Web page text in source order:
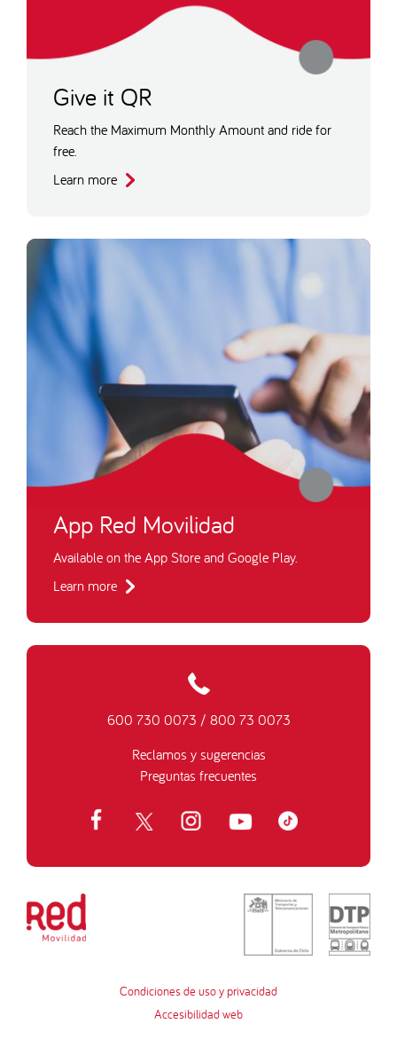
Give it QR
Reach the Maximum Monthly Amount and ride for
free.
Learn more
App Red Movilidad
Available on the App Store and Google Play.
Learn more
600 730 0073 / 800 73 0073
Reclamos y sugerencias
Preguntas frecuentes
Condiciones de uso y privacidad
Accesibilidad web